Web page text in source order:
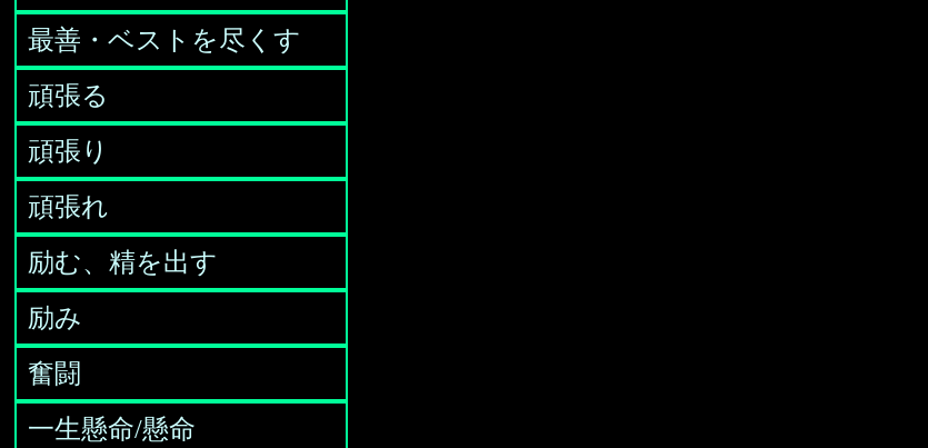
最善・ベストを尽くす
頑張る
頑張り
頑張れ
励む、精を出す
励み
奮闘
一生懸命/懸命